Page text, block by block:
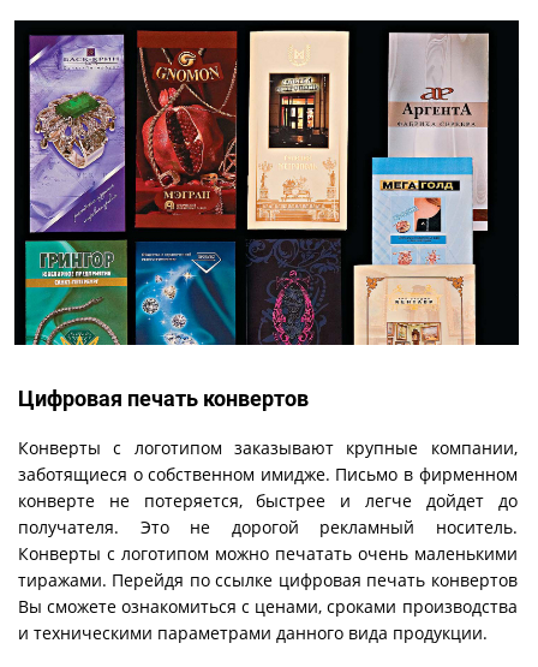
Цифровая печать конвертов
Конверты с логотипом заказывают крупные компании,
заботящиеся о собственном имидже. Письмо в фирменном
конверте не потеряется, быстрее и легче дойдет до
получателя. Это не дорогой рекламный носитель.
Конверты с логотипом можно печатать очень маленькими
тиражами. Перейдя по ссылке цифровая печать конвертов
Вы сможете ознакомиться с ценами, сроками производства
и техническими параметрами данного вида продукции.